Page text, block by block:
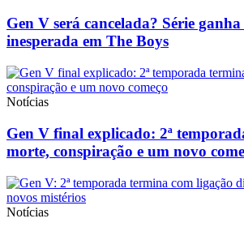
Gen V será cancelada? Série
inesperada em The Boys
Notícias
Gen V final explicado: 2ª
morte, conspiração e um novo
Notícias